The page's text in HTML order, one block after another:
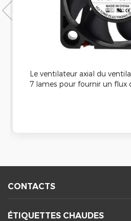
Le ventilateur axial du
7 lames pour fournir un flux
CONTACTS
ÉTIQUETTES CHAUDES